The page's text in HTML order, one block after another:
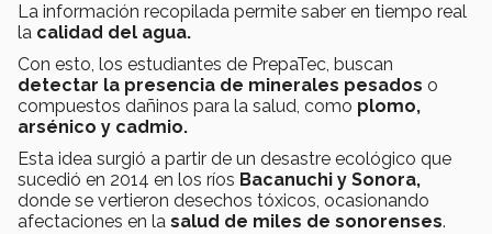
La información recopilada permite saber en tiempo real
la calidad del agua.
Con esto, los estudiantes de PrepaTec, buscan
detectar la presencia de minerales pesados o
compuestos dañinos para la salud, como plomo,
arsénico y cadmio.
Esta idea surgió a partir de un desastre ecológico que
sucedió en 2014 en los ríos Bacanuchi y Sonora,
donde se vertieron desechos tóxicos, ocasionando
afectaciones en la salud de miles de sonorenses.